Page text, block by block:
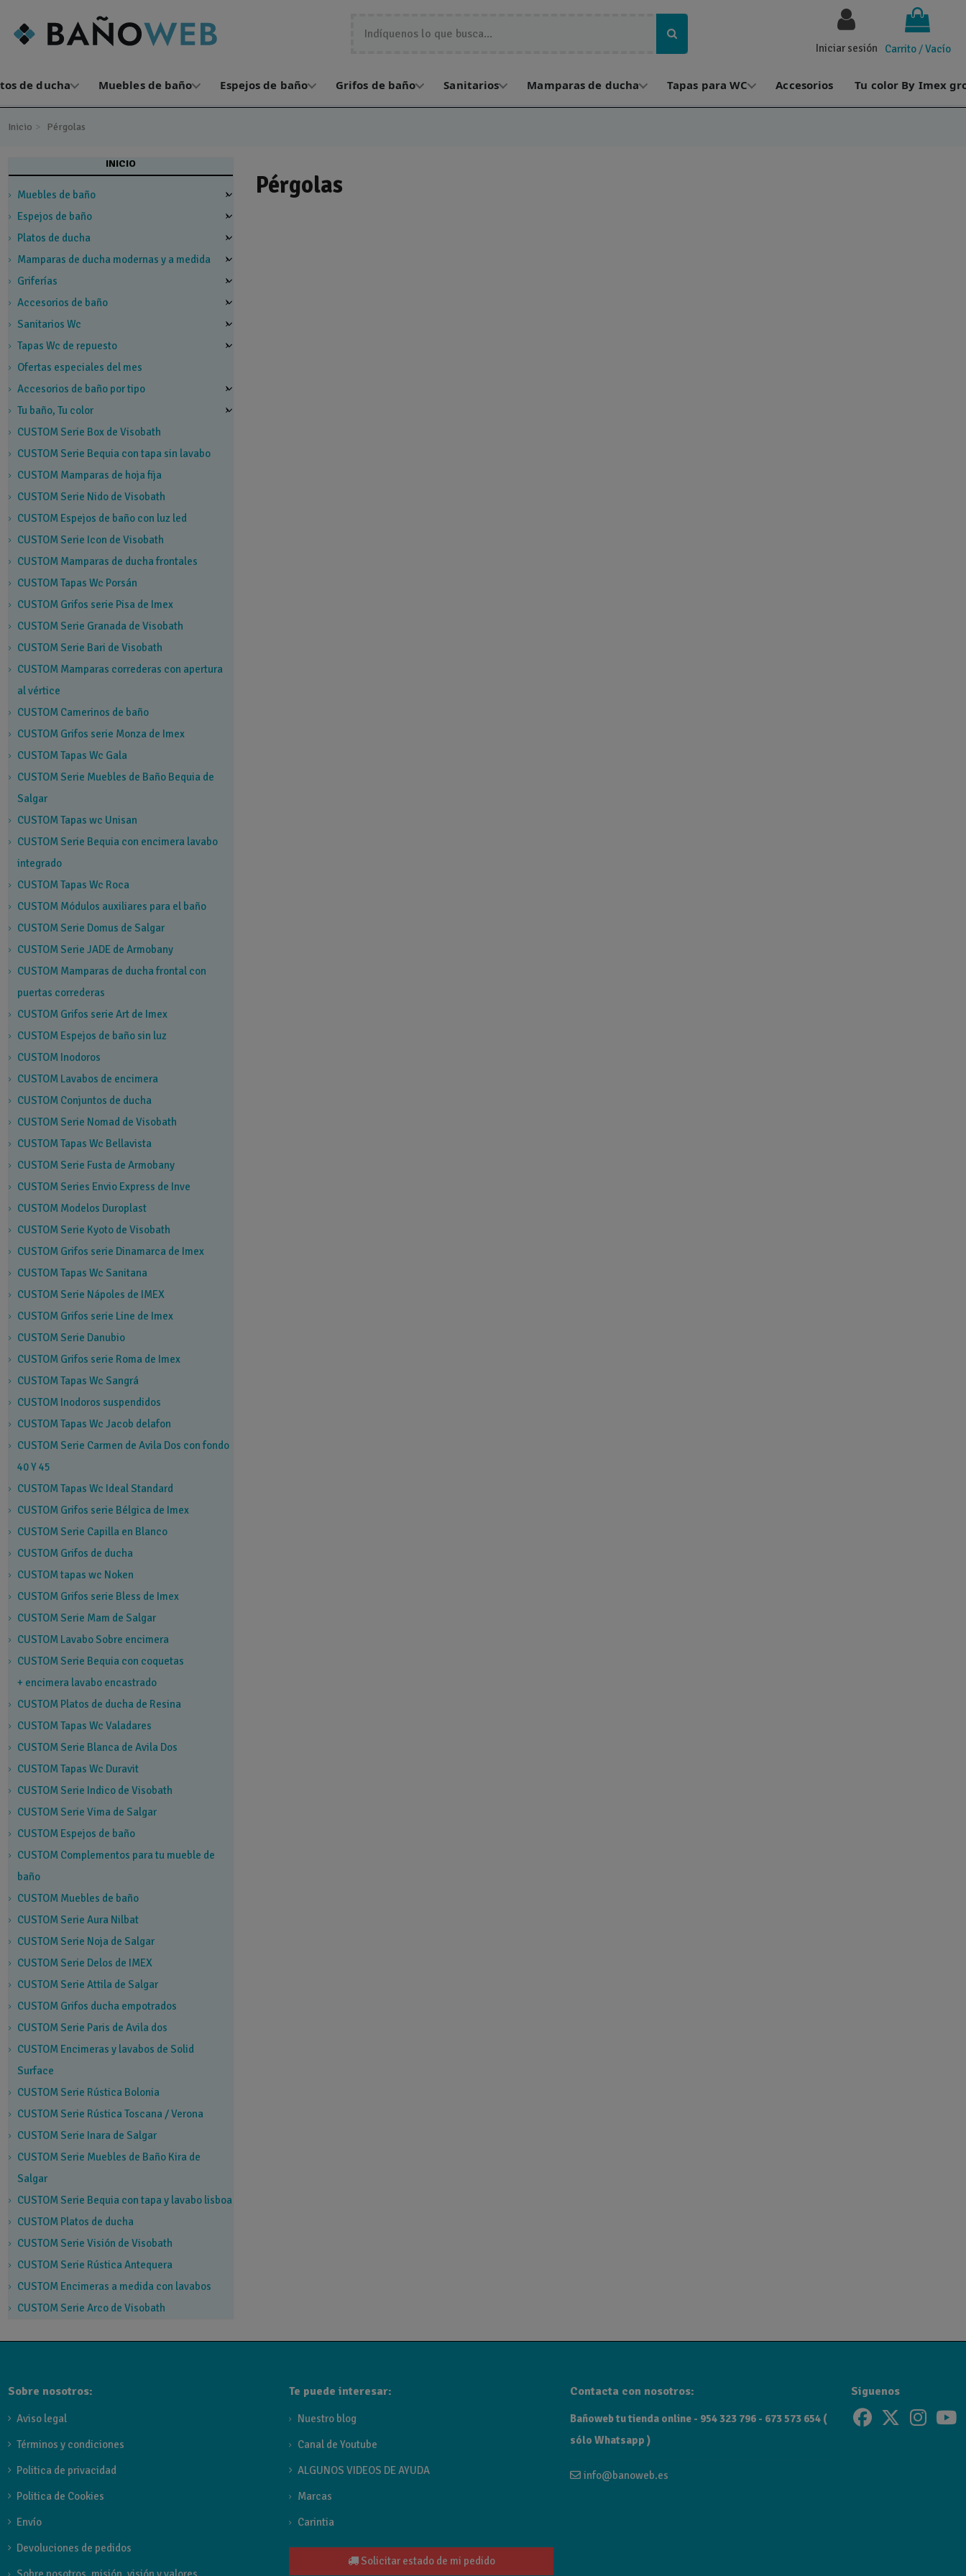
Carrito /Vacío
Iniciar sesión
de ducha Muebles de baño Espejos de baño Grifos de baño Sanitarios Mamparas de ducha Tapas para WC Accesorios Tu color By Imex
Inicio Pérgolas
Pérgolas
INICIO
Muebles de baño
Espejos de baño
Platos de ducha
Mamparas de ducha modernas y a medida
Griferías
Accesorios de baño
Sanitarios Wc
Tapas Wc de repuesto
Ofertas especiales del mes
Accesorios de baño por tipo
Tu baño, Tu color
CUSTOM Serie Box de Visobath
CUSTOM Serie Bequia con tapa sin lavabo
CUSTOM Mamparas de hoja fija
CUSTOM Serie Nido de Visobath
CUSTOM Espejos de baño con luz led
CUSTOM Serie Icon de Visobath
CUSTOM Mamparas de ducha frontales
CUSTOM Tapas Wc Porsán
CUSTOM Grifos serie Pisa de Imex
CUSTOM Serie Granada de Visobath
CUSTOM Serie Bari de Visobath
CUSTOM Mamparas correderas con apertura
al vértice
CUSTOM Camerinos de baño
CUSTOM Grifos serie Monza de Imex
CUSTOM Tapas Wc Gala
CUSTOM Serie Muebles de Baño Bequia de
Salgar
CUSTOM Tapas wc Unisan
CUSTOM Serie Bequia con encimera lavabo
integrado
CUSTOM Tapas Wc Roca
CUSTOM Módulos auxiliares para el baño
CUSTOM Serie Domus de Salgar
CUSTOM Serie JADE de Armobany
CUSTOM Mamparas de ducha frontal con
puertas correderas
CUSTOM Grifos serie Art de Imex
CUSTOM Espejos de baño sin luz
CUSTOM Inodoros
CUSTOM Lavabos de encimera
CUSTOM Conjuntos de ducha
CUSTOM Serie Nomad de Visobath
CUSTOM Tapas Wc Bellavista
CUSTOM Serie Fusta de Armobany
CUSTOM Series Envio Express de Inve
CUSTOM Modelos Duroplast
CUSTOM Serie Kyoto de Visobath
CUSTOM Grifos serie Dinamarca de Imex
CUSTOM Tapas Wc Sanitana
CUSTOM Serie Nápoles de IMEX
CUSTOM Grifos serie Line de Imex
CUSTOM Serie Danubio
CUSTOM Grifos serie Roma de Imex
CUSTOM Tapas Wc Sangrá
CUSTOM Inodoros suspendidos
CUSTOM Tapas Wc Jacob delafon
CUSTOM Serie Carmen de Avila Dos con fondo
40 Y 45
CUSTOM Tapas Wc Ideal Standard
CUSTOM Grifos serie Bélgica de Imex
CUSTOM Serie Capilla en Blanco
CUSTOM Grifos de ducha
CUSTOM tapas wc Noken
CUSTOM Grifos serie Bless de Imex
CUSTOM Serie Mam de Salgar
CUSTOM Lavabo Sobre encimera
CUSTOM Serie Bequia con coquetas
+ encimera lavabo encastrado
CUSTOM Platos de ducha de Resina
CUSTOM Tapas Wc Valadares
CUSTOM Serie Blanca de Avila Dos
CUSTOM Tapas Wc Duravit
CUSTOM Serie Indico de Visobath
CUSTOM Serie Vima de Salgar
CUSTOM Espejos de baño
CUSTOM Complementos para tu mueble de
baño
CUSTOM Muebles de baño
CUSTOM Serie Aura Nilbat
CUSTOM Serie Noja de Salgar
CUSTOM Serie Delos de IMEX
CUSTOM Serie Attila de Salgar
CUSTOM Grifos ducha empotrados
CUSTOM Serie Paris de Avila dos
CUSTOM Encimeras y lavabos de Solid
Surface
CUSTOM Serie Rústica Bolonia
CUSTOM Serie Rústica Toscana / Verona
CUSTOM Serie Inara de Salgar
CUSTOM Serie Muebles de Baño Kira de
Salgar
CUSTOM Serie Bequia con tapa y lavabo lisboa
CUSTOM Platos de ducha
CUSTOM Serie Visión de Visobath
CUSTOM Serie Rústica Antequera
CUSTOM Encimeras a medida con lavabos
CUSTOM Serie Arco de Visobath
Sobre nosotros:
Aviso legal
Términos y condiciones
Politica de privacidad
Politica de Cookies
Envío
Devoluciones de pedidos
Te puede interesar:
Nuestro blog
Canal de Youtube
ALGUNOS VIDEOS DE AYUDA
Marcas
Carintia
Solicitar estado de mi pedido
Contacta con nosotros:
Bañoweb tu tienda online - 954 323 796 - 673 573 654 (
sólo Whatsapp )
info@banoweb.es
Siguenos